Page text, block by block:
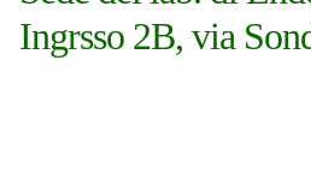
Ingrsso 2B, via